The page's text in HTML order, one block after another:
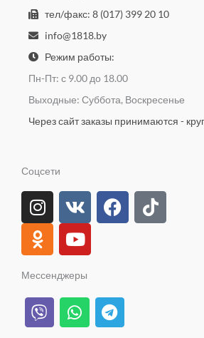
тел/факс: 8 (017) 399 20 10
info@1818.by
Режим работы:
Пн-Пт: с 9.00 до 18.00
Выходные: Суббота, Воскресенье
Через сайт заказы принимаются -
Соцсети
I
n
s
t
a
r
a
V
k
F
a
o
k
T
i
O
d
n
o
k
a
s
Y
o
u
t
u
b
e
Мессенджеры
V
i
W
h
T
e